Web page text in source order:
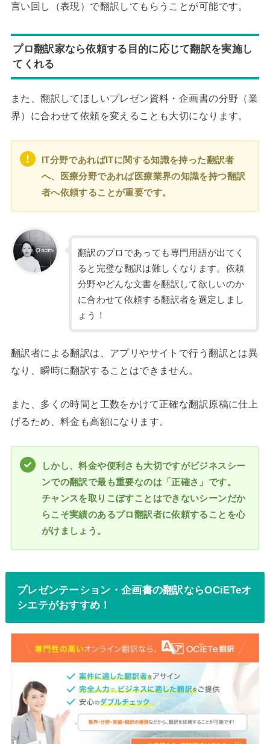
言い回し（表現）で翻訳してもらうことが可能です。
プロ翻訳家なら依頼する目的に応じて翻訳を実施し
てくれる
また、翻訳してほしいプレゼン資料・企画書の分野（業
界）に合わせて依頼を変えることも大切になります。
IT分野であればITに関する知識を持った翻訳者
へ、医療分野であれば医療業界の知識を持つ翻訳
者へ依頼することが重要です。
翻訳のプロであっても専門用語が出てく
ると完璧な翻訳は難しくなります。依頼
分野やどんな文書を翻訳して欲しいのか
に合わせて依頼する翻訳者を選定しまし
ょう！
翻訳者による翻訳は、アプリやサイトで行う翻訳とは異
なり、瞬時に翻訳することはできません。
また、多くの時間と工数をかけて正確な翻訳原稿に仕上
げるため、料金も高額になります。
しかし、料金や便利さも大切ですがビジネスシー
ンでの翻訳で最も重要なのは「正確さ」です。
チャンスを取りこぼすことはできないシーンだか
らこそ実績のあるプロ翻訳者に依頼することを心
がけましょう。
プレゼンテーション・企画書の翻訳ならOCiETeオ
シエテがおすすめ！